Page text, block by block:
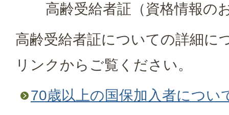
高齢受給者証（資格情報の
高齢受給者証についての詳細に
リンクからご覧ください。
70歳以上の国保加入者につい